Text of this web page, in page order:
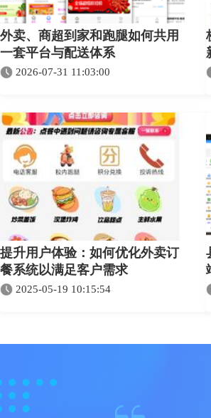
外卖、商超到家和跑腿如何共用
一套平台与配送体系
2026-07-31 11:03:00
提升用户体验：如何优化外卖订
餐系统以满足客户需求
2025-05-19 10:15:54